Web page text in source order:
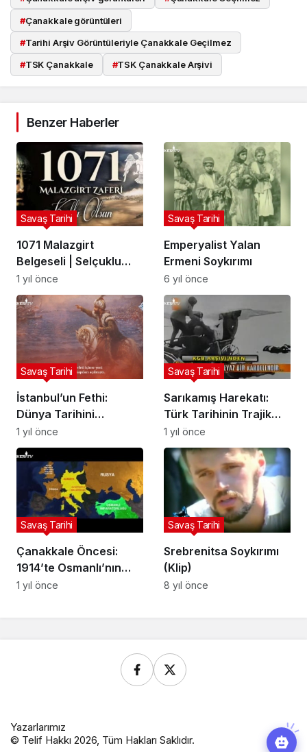
#Çanakkale görüntüleri
#Tarihi Arşiv Görüntüleriyle Çanakkale Geçilmez
#TSK Çanakkale #TSK Çanakkale Arşivi
Benzer Haberler
1071 Malazgirt
Belgeseli | Selçuklu
Türkleri ve Malazgirt
Zaferi
Savaş Tarihi
1 yıl önce
Emperyalist Yalan
Ermeni Soykırımı
Savaş Tarihi
6 yıl önce
İstanbul’un Fethi:
Dünya Tarihini
Değiştiren Zafer
Savaş Tarihi
1 yıl önce
Sarıkamış Harekatı:
Türk Tarihinin Trajik
Yenilgisi ve
Kahramanları
Savaş Tarihi
1 yıl önce
Çanakkale Öncesi:
1914’te Osmanlı’nın
Savaşa Girişi
Savaş Tarihi
1 yıl önce
Srebrenitsa Soykırımı
(Klip)
Savaş Tarihi
8 yıl önce
Yazarlarımız
© Telif Hakkı 2026, Tüm Hakları Saklıdır.